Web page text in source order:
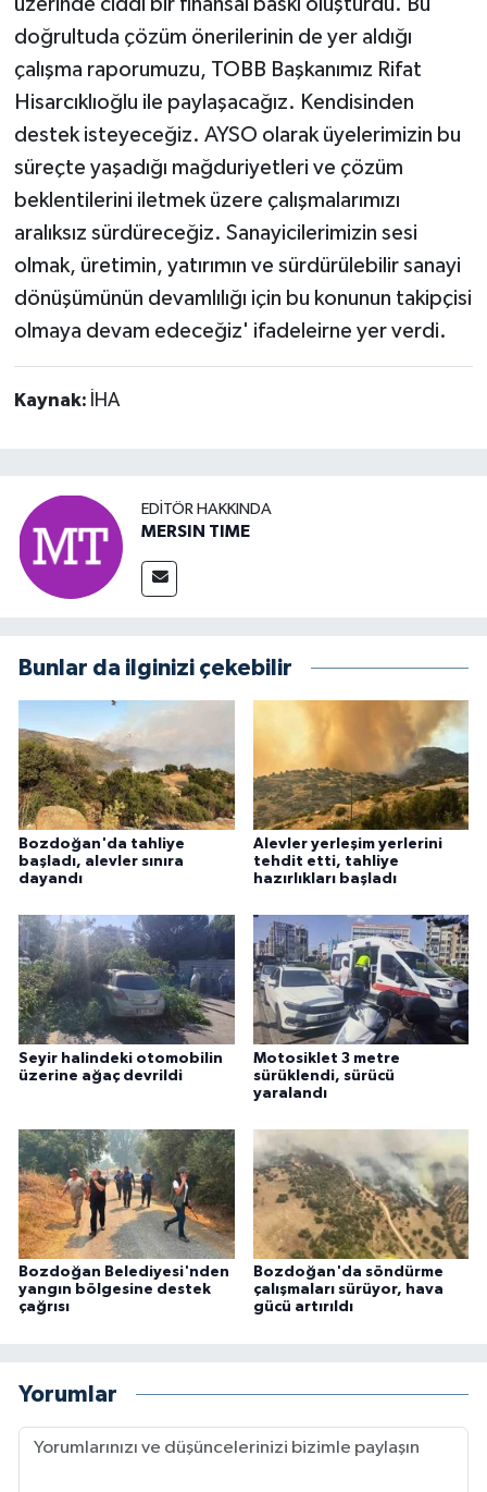
üzerinde ciddi bir finansal baskı oluşturdu. Bu
doğrultuda çözüm önerilerinin de yer aldığı
çalışma raporumuzu, TOBB Başkanımız Rifat
Hisarcıklıoğlu ile paylaşacağız. Kendisinden
destek isteyeceğiz. AYSO olarak üyelerimizin bu
süreçte yaşadığı mağduriyetleri ve çözüm
beklentilerini iletmek üzere çalışmalarımızı
aralıksız sürdüreceğiz. Sanayicilerimizin sesi
olmak, üretimin, yatırımın ve sürdürülebilir sanayi
dönüşümünün devamlılığı için bu konunun takipçisi
olmaya devam edeceğiz' ifadeleirne yer verdi.
Kaynak: İHA
EDITÖR HAKKINDA
MERSIN TIME
Bunlar da ilginizi çekebilir
Bozdoğan'da tahliye
başladı, alevler sınıra
dayandı
Alevler yerleşim yerlerini
tehdit etti, tahliye
hazırlıkları başladı
Seyir halindeki otomobilin
üzerine ağaç devrildi
Motosiklet 3 metre
sürüklendi, sürücü
yaralandı
Bozdoğan Belediyesi'nden
yangın bölgesine destek
çağrısı
Bozdoğan'da söndürme
çalışmaları sürüyor, hava
gücü artırıldı
Yorumlar